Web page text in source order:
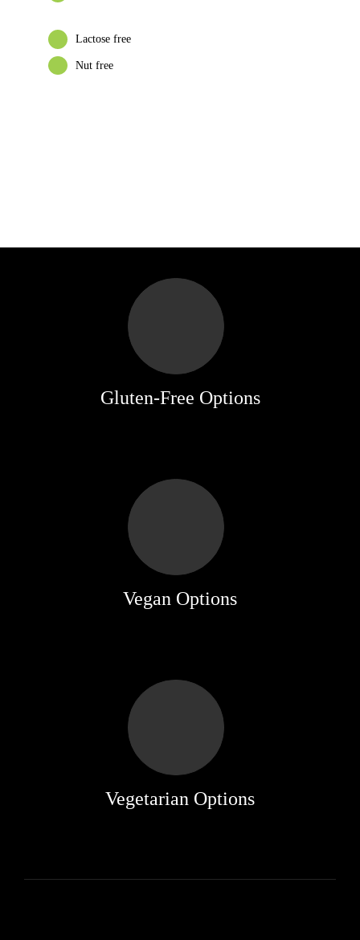
Lactose free
Nut free
Gluten-Free Options
Vegan Options
Vegetarian Options